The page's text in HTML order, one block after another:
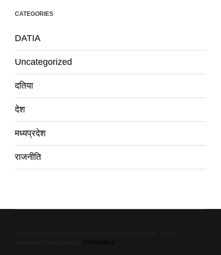
CATEGORIES
DATIA
Uncategorized
दतिया
देश
मध्यप्रदेश
राजनीति